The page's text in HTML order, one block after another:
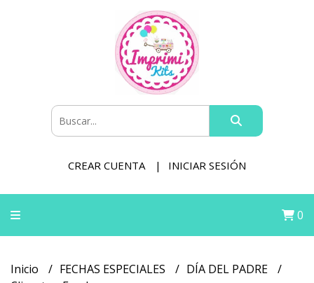
CREAR CUENTA INICIAR SESIÓN
0
Inicio FECHAS ESPECIALES
DÍA DEL PADRE